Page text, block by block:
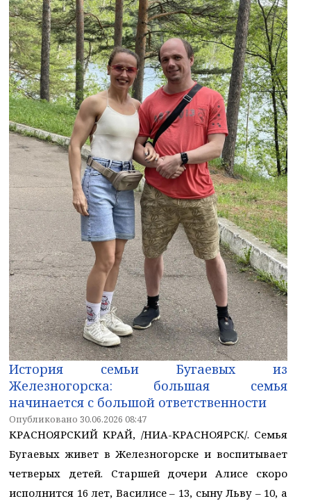
История семьи Бугаевых из
Железногорска: большая семья
начинается с большой ответственности
Опубликовано 30.06.2026 08:47
КРАСНОЯРСКИЙ КРАЙ, /НИА-КРАСНОЯРСК/. Семья
Бугаевых живет в Железногорске и воспитывает
четверых детей. Старшей дочери Алисе скоро
исполнится 16 лет, Василисе – 13, сыну Льву – 10, а